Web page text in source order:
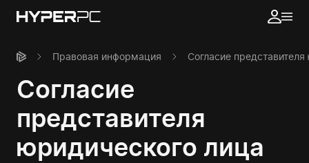
Правовая информация Согласие
Согласие
представителя
юридического лица